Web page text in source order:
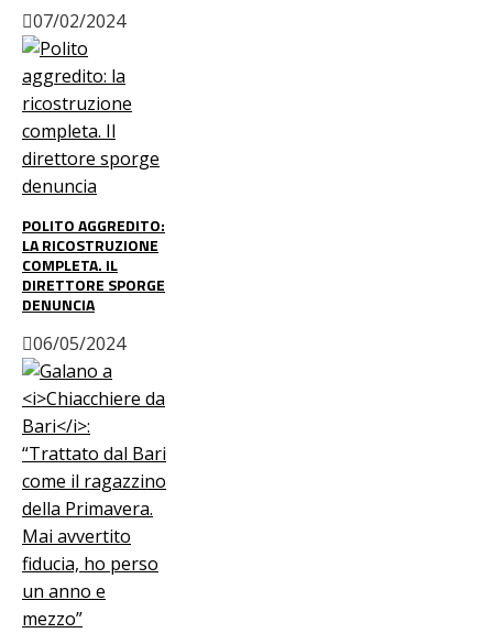
07/02/2024
POLITO AGGREDITO:
LA RICOSTRUZIONE
COMPLETA. IL
DIRETTORE SPORGE
DENUNCIA
06/05/2024